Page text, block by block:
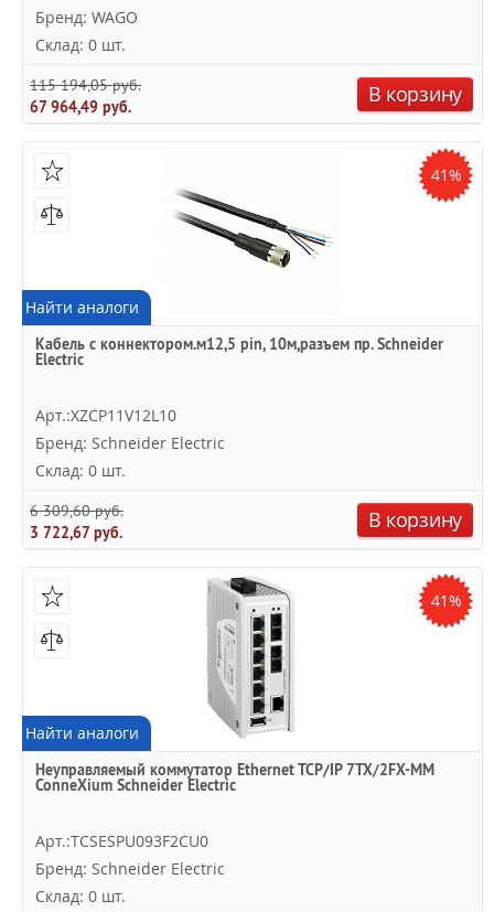
Бренд: WAGO
Склад: 0 шт.
115 194,05 руб.
67 964,49 руб.
В корзину
41%
Найти аналоги
Кабель с коннектором.м12,5 pin, 10м,разъем пр. Schneider
Electric
Арт.:XZCP11V12L10
Бренд: Schneider Electric
Склад: 0 шт.
6 309,60 руб.
3 722,67 руб.
В корзину
41%
Найти аналоги
Неуправляемый коммутатор Ethernet TCP/IP 7TX/2FX-MM
ConneXium Schneider Electric
Арт.:TCSESPU093F2CU0
Бренд: Schneider Electric
Склад: 0 шт.